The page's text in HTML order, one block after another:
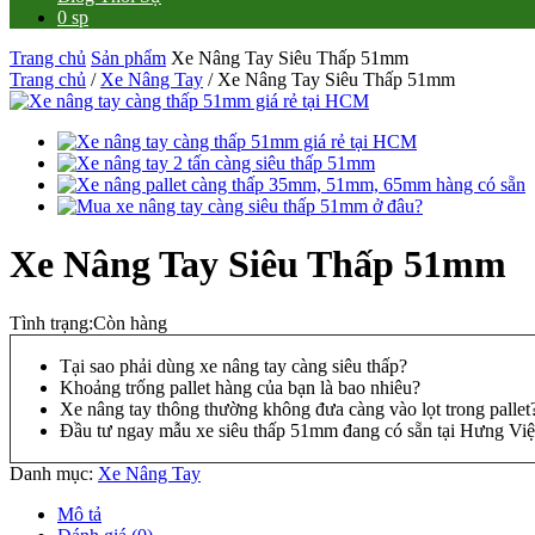
0 sp
Trang chủ Sản phẩm Xe Nâng Tay Siêu Thấp 51mm
Trang chủ / Xe Nâng Tay / Xe Nâng Tay Siêu Thấp 51mm
Xe Nâng Tay Siêu Thấp 51mm
Tình trạng:Còn hàng
Tại sao phải dùng xe nâng tay càng siêu thấp?
Khoảng trống pallet hàng của bạn là bao nhiêu?
Xe nâng tay thông thường không đưa càng vào lọt trong
Đầu tư ngay mẫu xe siêu thấp 51mm đang có sẵn tại Hưng
Danh mục: Xe Nâng Tay
Mô tả